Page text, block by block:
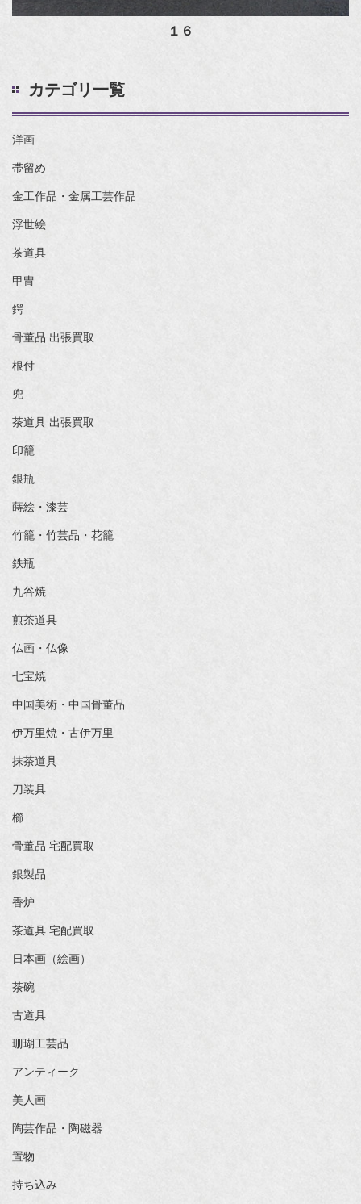
１６
カテゴリ一覧
洋画
帯留め
金工作品・金属工芸作品
浮世絵
茶道具
甲冑
鍔
骨董品 出張買取
根付
兜
茶道具 出張買取
印籠
銀瓶
蒔絵・漆芸
竹籠・竹芸品・花籠
鉄瓶
九谷焼
煎茶道具
仏画・仏像
七宝焼
中国美術・中国骨董品
伊万里焼・古伊万里
抹茶道具
刀装具
櫛
骨董品 宅配買取
銀製品
香炉
茶道具 宅配買取
日本画（絵画）
茶碗
古道具
珊瑚工芸品
アンティーク
美人画
陶芸作品・陶磁器
置物
持ち込み